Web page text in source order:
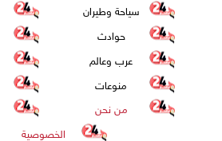
سياحة وطيران
حوادث
عرب وعالم
منوعات
من نحن
الخصوصية